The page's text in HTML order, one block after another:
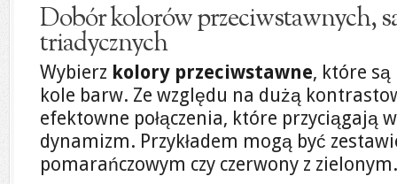
Dobór kolorów przeciwstawnych,
triadycznych
Wybierz kolory przeciwstawne, które są
kole barw. Ze względu na dużą
efektowne połączenia, które przyciągają
dynamizm. Przykładem mogą być
pomarańczowym czy czerwony z zielonym.